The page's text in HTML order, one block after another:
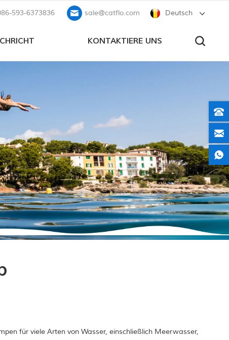
Deutsch
593-6373836 sale@catflo.com
KONTAKTIERE UNS
für viele Arten von Wasser, einschließlich Meerwasser,